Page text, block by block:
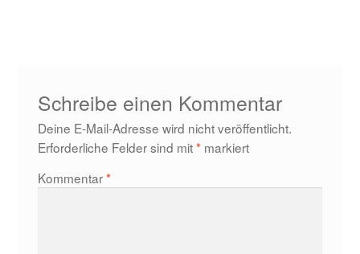
Schreibe einen Kommentar
Deine E-Mail-Adresse wird nicht veröffentlicht.
Erforderliche Felder sind mit* markiert
Kommentar*